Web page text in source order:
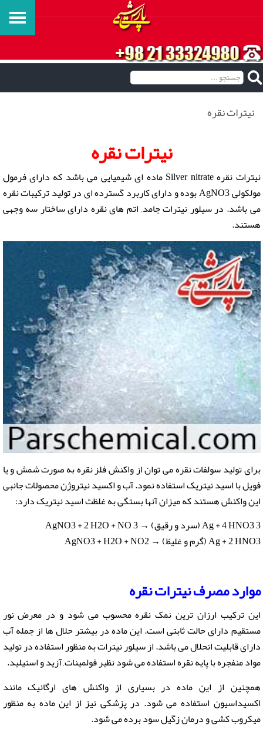
نیترات نقره
نیترات نقره
نیترات نقره Silver nitrate ماده ای شیمیایی می باشد که دارای فرمول
مولکولی AgNO3 بوده و دارای کاربرد گسترده ای در تولید ترکیبات نقره
می باشد. در سیلور نیترات جامد, اتم های نقره دارای ساختار سه وجهی
هستند.
برای تولید سولفات نقره می توان از واکنش فلز نقره به صورت شمش و یا
فویل با اسید نیتریک استفاده نمود. آب و اکسید نیتروژن محصولات جانبی
این واکنش هستند که میزان آنها بستگی به غلظت اسید نیتریک دارد:
3 Ag + 4 HNO3 (سرد و رقیق) → 3 AgNO3 + 2 H2O + NO
Ag + 2 HNO3 (گرم و غلیظ) → AgNO3 + H2O + NO2
موارد مصرف نیترات نقره
این ترکیب ارزان ترین نمک نقره محسوب می شود و در معرض نور
مستقیم دارای حالت ثابتی است. این ماده در بیشتر حلال ها از جمله آب
دارای قابلیت انحلال می باشد. از سیلور نیترات به منظور استفاده در تولید
مواد منفجره با پایه نقره استفاده می شود نظیر فولمینات, آزید و استیلید.
همچنین از این ماده در بسیاری از واکنش های ارگانیک مانند
اکسیداسیون استفاده می شود. در پزشکی نیز از این ماده به منظور
میکروب کشی و درمان زگیل سود برده می شود.